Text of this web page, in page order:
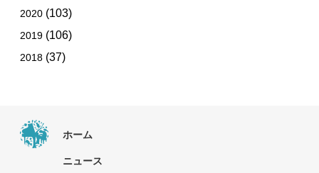
2020 (103)
2019 (106)
2018 (37)
ホーム
ニュース